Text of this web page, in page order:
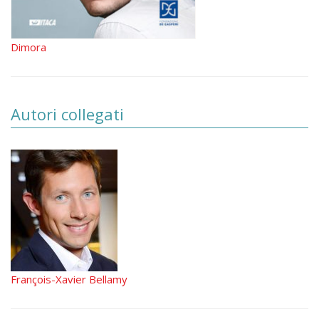
Dimora
Autori collegati
François-Xavier Bellamy